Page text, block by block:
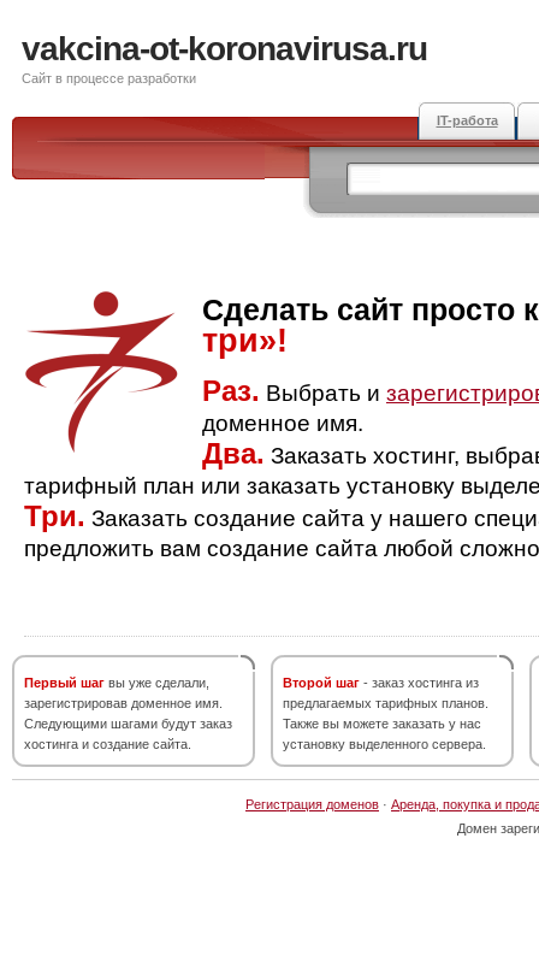
vakcina-ot-koronavirusa.ru
Сайт в процессе разработки
IT-работа
Сделать сайт просто
три»!
Раз. Выбрать и
доменное имя.
Два. Заказать хостинг,
тарифный план или заказать установку
Три. Заказать создание сайта у нашего
предложить вам создание сайта любой
Первый шаг вы уже сделали,
зарегистрировав доменное имя.
Следующими шагами будут заказ
хостинга и создание сайта.
Второй шаг - заказ хостинга из
предлагаемых тарифных планов.
Также вы можете заказать у нас
установку выделенного сервера.
Регистрация доменов · Аренда, покупка и
Домен